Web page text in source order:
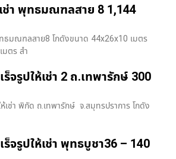
ช่า พุทธมณฑลสาย 8 1,144
ธมณฑลสาย8 โกดังขนาด 44x26x10 เมตร
มตร สำ
ร็จรูปให้เช่า 2 ถ.เทพารักษ์ 300
ห้เช่า พิกัด ถ.เทพารักษ์ จ.สมุทรปราการ โกดัง
ร็จรูปให้เช่า พุทธบูชา36 – 140